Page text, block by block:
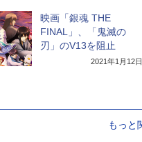
映画「銀魂 THE
FINAL」、「鬼滅の
刃」のV13を阻止
2021年1月12日
もっと